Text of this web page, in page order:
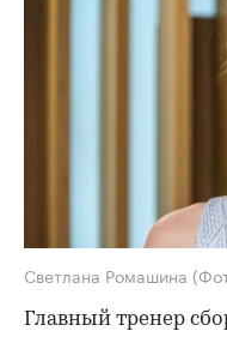
Светлана Ромашина
Главный тренер